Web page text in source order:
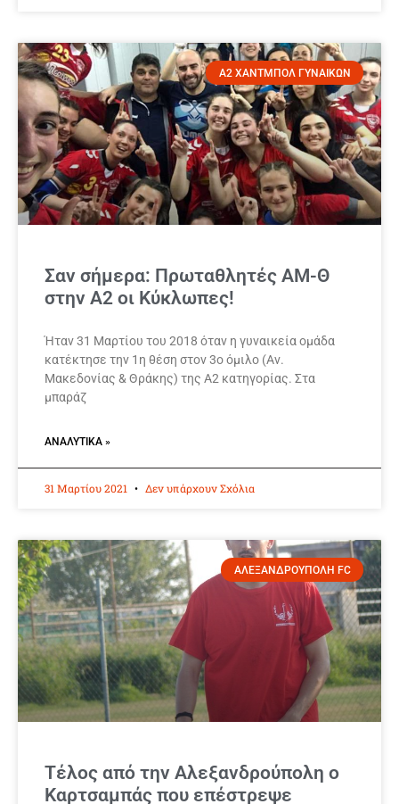
Α2 ΧΑΝΤΜΠΟΛ ΓΥΝΑΙΚΩΝ
Σαν σήμερα: Πρωταθλητές ΑΜ-Θ
στην Α2 οι Κύκλωπες!
Ήταν 31 Μαρτίου του 2018 όταν η γυναικεία ομάδα
κατέκτησε την 1η θέση στον 3ο όμιλο (Αν.
Μακεδονίας & Θράκης) της Α2 κατηγορίας. Στα
μπαράζ
ΑΝΑΛΥΤΙΚΆ »
31 Μαρτίου 2021 Δεν υπάρχουν Σχόλια
ΑΛΕΞΑΝΔΡΟΥΠΟΛΗ FC
Τέλος από την Αλεξανδρούπολη ο
Καρτσαμπάς που επέστρεψε